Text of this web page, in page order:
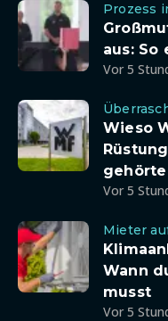
Prozess
aus: So
Vor 5
Wieso
gehörte
Vor 5
Mieter
Wann
musst
Vor 5